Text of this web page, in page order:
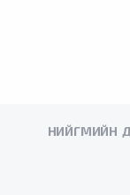
НИЙГМИЙН